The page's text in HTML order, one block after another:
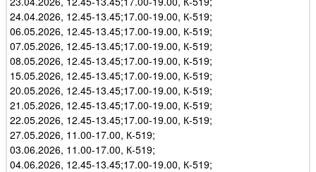
24.04.2026, 12.45-13.45;17.00-19.00, К-519;
06.05.2026, 12.45-13.45;17.00-19.00, К-519;
07.05.2026, 12.45-13.45;17.00-19.00, К-519;
08.05.2026, 12.45-13.45;17.00-19.00, К-519;
15.05.2026, 12.45-13.45;17.00-19.00, К-519;
20.05.2026, 12.45-13.45;17.00-19.00, К-519;
21.05.2026, 12.45-13.45;17.00-19.00, К-519;
22.05.2026, 12.45-13.45;17.00-19.00, К-519;
27.05.2026, 11.00-17.00, К-519;
03.06.2026, 11.00-17.00, К-519;
04.06.2026, 12.45-13.45;17.00-19.00, К-519;